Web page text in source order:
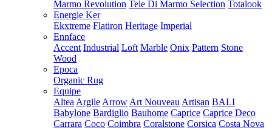
Marmo Revolution Tele Di Marmo Selection Totalook
Energie Ker
Ekxtreme Flatiron Heritage Imperial
Ennface
Accent Industrial Loft Marble Onix Pattern Stone
Wood
Epoca
Organic Rug
Equipe
Altea Argile Arrow Art Nouveau Artisan BALI
Babylone Bardiglio Bauhome Caprice Caprice Deco
Carrara Coco Coimbra Coralstone Corsica Costa Nova